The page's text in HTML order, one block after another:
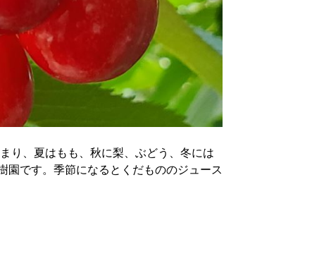
り、夏はもも、秋に梨、ぶどう、冬には
園です。季節になるとくだもののジュース